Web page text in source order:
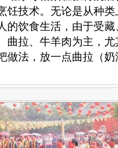
饪技术。无论是从种
的饮食生活，由于受
曲拉、牛羊肉为主，
做法，放一点曲拉（